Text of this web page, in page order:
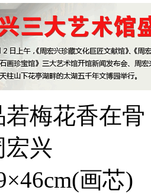
梅花香在骨
宏兴
画芯)